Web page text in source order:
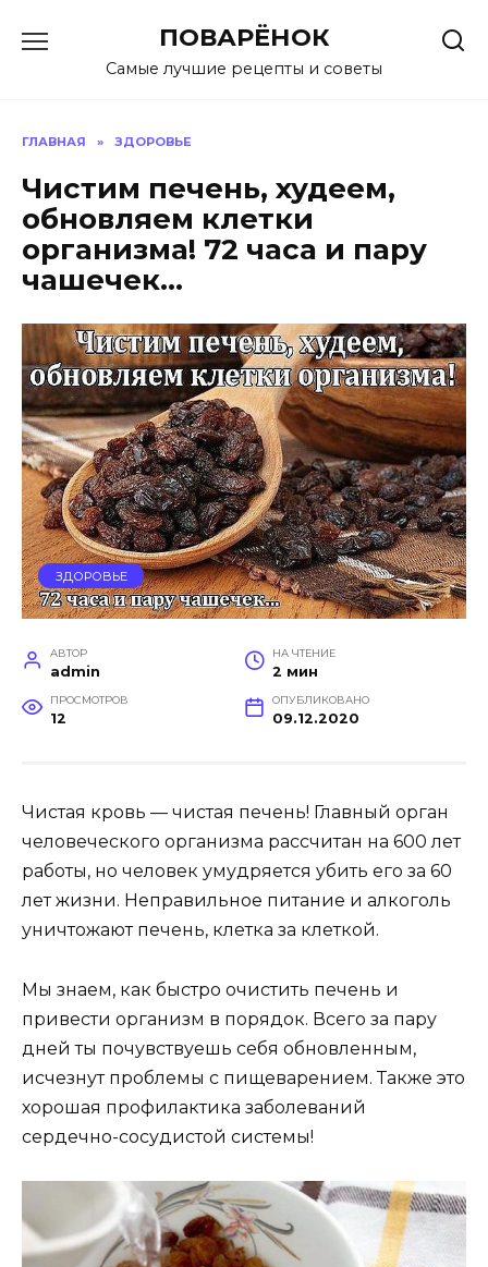
содержанию
ПОВАРЁНОК
Самые лучшие рецепты и советы
ГЛАВНАЯ » ЗДОРОВЬЕ
Чистим печень, худеем,
обновляем клетки
организма! 72 часа и пару
чашечек…
ЗДОРОВЬЕ
АВТОР
admin
НА ЧТЕНИЕ
2 мин
ПРОСМОТРОВ
12
ОПУБЛИКОВАНО
09.12.2020
Чистая кровь — чистая печень! Главный орган
человеческого организма рассчитан на 600 лет
работы, но человек умудряется убить его за 60
лет жизни. Неправильное питание и алкоголь
уничтожают печень, клетка за клеткой.
Мы знаем, как быстро очистить печень и
привести организм в порядок. Всего за пару
дней ты почувствуешь себя обновленным,
исчезнут проблемы с пищеварением. Также это
хорошая профилактика заболеваний
сердечно-сосудистой системы!